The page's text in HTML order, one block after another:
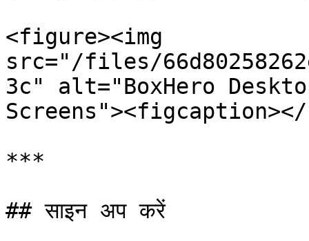
<figure><img
src="/files/
3c" alt="BoxHero
***
## साइन अप करें